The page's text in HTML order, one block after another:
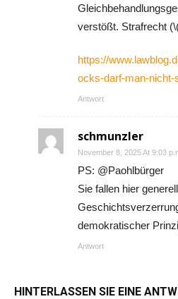
verstößt. Strafrecht
https://
ocks-darf-man-nicht-
Antwort
schmunzler
November 8, 2025 At 9:03
PS: @Paohlbürger
Sie fallen hier
demokratischer
Antwort
HINTERLASSEN SIE EINE